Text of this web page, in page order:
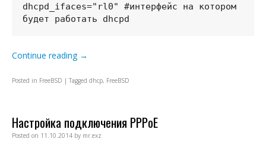
dhcpd_ifaces="rl0" #интерфейс на котором
Continue reading →
Posted in FreeBSD | Tagged dhcp, FreeBSD
Настройка подключения PPPoE
Posted on 11.10.2014 by mr.exz